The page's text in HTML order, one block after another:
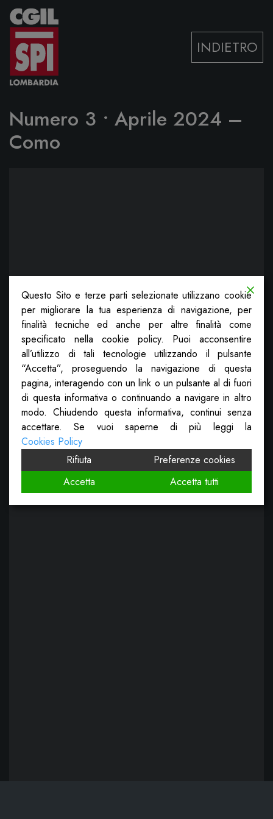
Vai al contenuto
INDIETRO
Numero 3 • Aprile 2024 –
Como
Questo Sito e terze parti selezionate utilizzano cookie
per migliorare la tua esperienza di navigazione, per
finalità tecniche ed anche per altre finalità come
specificato nella cookie policy. Puoi acconsentire
all’utilizzo di tali tecnologie utilizzando il pulsante
“Accetta”, proseguendo la navigazione di questa
pagina, interagendo con un link o un pulsante al di fuori
di questa informativa o continuando a navigare in altro
modo. Chiudendo questa informativa, continui senza
accettare. Se vuoi saperne di più leggi la
Cookies Policy
Rifiuta
Preferenze cookies
Accetta
Accetta tutti